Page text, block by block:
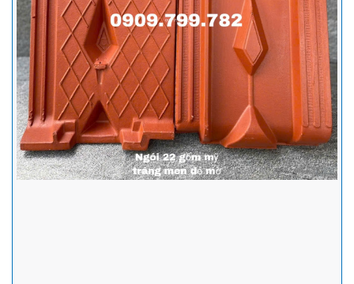
Ngói tráng men Prime - Đặc điểm, các mẫu ngói thông dụng và